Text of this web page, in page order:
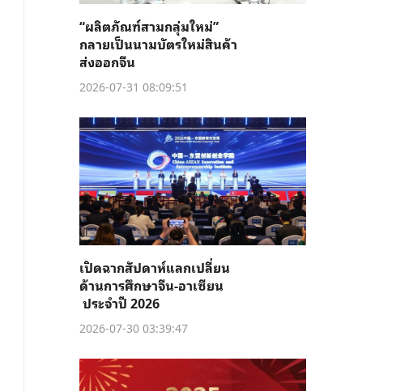
“ผลิตภัณฑ์สามกลุ่มใหม่”
กลายเป็นนามบัตรใหม่สินค้า
ส่งออกจีน
2026-07-31 08:09:51
เปิดฉากสัปดาห์แลกเปลี่ยน
ด้านการศึกษาจีน-อาเซียน
ประจำปี 2026
2026-07-30 03:39:47